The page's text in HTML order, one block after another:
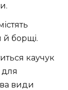
й борщі.
каучук
види